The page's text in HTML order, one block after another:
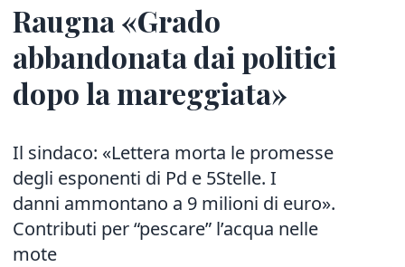
Raugna «Grado
abbandonata dai politici
dopo la mareggiata»
Il sindaco: «Lettera morta le promesse
degli esponenti di Pd e 5Stelle. I
danni ammontano a 9 milioni di euro».
Contributi per “pescare” l’acqua nelle
mote